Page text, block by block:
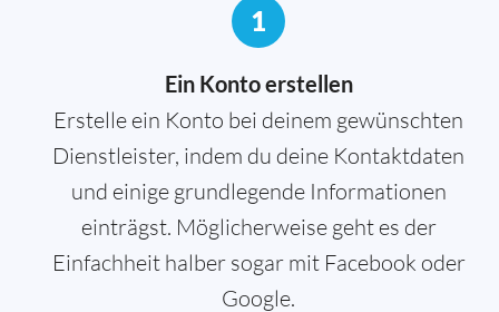
1
Ein Konto erstellen
Erstelle ein Konto bei deinem gewünschten
Dienstleister, indem du deine Kontaktdaten
und einige grundlegende Informationen
einträgst. Möglicherweise geht es der
Einfachheit halber sogar mit Facebook oder
Google.